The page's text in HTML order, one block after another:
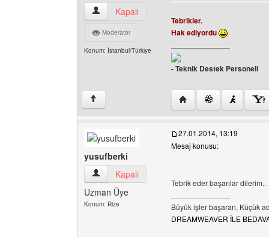
aktif-dost Kullanıcının profilini görüntüle
Kapalı
Moderatör
Konum: İstanbul/Türkiye
Tebrikler.
Hak ediyordu
- Teknik Destek Personeli
↑ Yazarın web sitesini
yusufberki
yusufberki Kullanıcının profilini görüntüle
Kapalı
Uzman Üye
Konum: Rize
27.01.2014, 13:19
Mesaj konusu:
Tebrik eder başarılar dilerim..
Büyük işler başaran, Küçük
DREAMWEAVER İLE